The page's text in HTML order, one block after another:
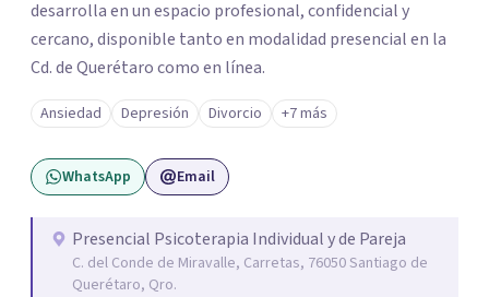
desarrolla en un espacio profesional, confidencial y
cercano, disponible tanto en modalidad presencial en la
Cd. de Querétaro como en línea.
Ansiedad Depresión Divorcio +7 más
WhatsApp Email
Presencial Psicoterapia Individual y de Pareja
C. del Conde de Miravalle, Carretas, 76050 Santiago de
Querétaro, Qro.